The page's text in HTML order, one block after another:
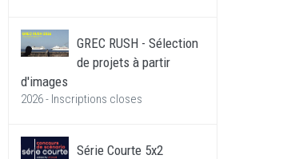
GREC RUSH - Sélection
de projets à partir
d'images
2026 - Inscriptions closes
Série Courte 5x2